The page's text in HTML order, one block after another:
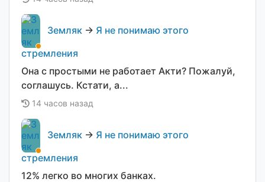
Земляк → Я не понимаю этого
стремления
Она с простыми не работает Акти? Пожалуй,
соглашусь. Кстати, а...
14 часов назад
Земляк → Я не понимаю этого
стремления
12% легко во многих банках.